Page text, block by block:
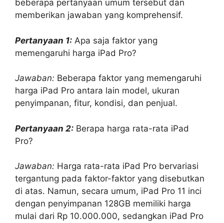
beberapa pertanyaan umum tersebut dan
memberikan jawaban yang komprehensif.
Pertanyaan 1: Apa saja faktor yang
memengaruhi harga iPad Pro?
Jawaban: Beberapa faktor yang memengaruhi
harga iPad Pro antara lain model, ukuran
penyimpanan, fitur, kondisi, dan penjual.
Pertanyaan 2: Berapa harga rata-rata iPad
Pro?
Jawaban: Harga rata-rata iPad Pro bervariasi
tergantung pada faktor-faktor yang disebutkan
di atas. Namun, secara umum, iPad Pro 11 inci
dengan penyimpanan 128GB memiliki harga
mulai dari Rp 10.000.000, sedangkan iPad Pro